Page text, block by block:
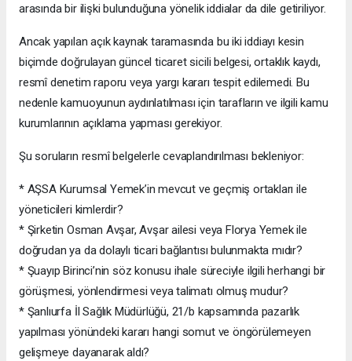
arasında bir ilişki bulunduğuna yönelik iddialar da dile getiriliyor.
Ancak yapılan açık kaynak taramasında bu iki iddiayı kesin
biçimde doğrulayan güncel ticaret sicili belgesi, ortaklık kaydı,
resmî denetim raporu veya yargı kararı tespit edilemedi. Bu
nedenle kamuoyunun aydınlatılması için tarafların ve ilgili kamu
kurumlarının açıklama yapması gerekiyor.
Şu soruların resmî belgelerle cevaplandırılması bekleniyor:
* AŞSA Kurumsal Yemek’in mevcut ve geçmiş ortakları ile
yöneticileri kimlerdir?
* Şirketin Osman Avşar, Avşar ailesi veya Florya Yemek ile
doğrudan ya da dolaylı ticari bağlantısı bulunmakta mıdır?
* Şuayıp Birinci’nin söz konusu ihale süreciyle ilgili herhangi bir
görüşmesi, yönlendirmesi veya talimatı olmuş mudur?
* Şanlıurfa İl Sağlık Müdürlüğü, 21/b kapsamında pazarlık
yapılması yönündeki kararı hangi somut ve öngörülemeyen
gelişmeye dayanarak aldı?